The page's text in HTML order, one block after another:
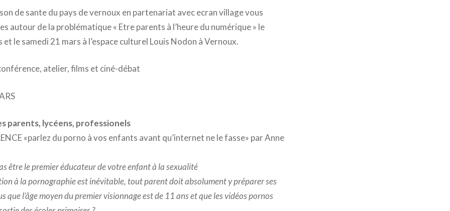
MOÏSE
MARS
de sante du pays de vernoux en partenariat avec ecran village vous
autour de la problématique « Etre parents à l’heure du numérique » le
le samedi 21 mars à l’espace culturel Louis Nodon à Vernoux.
atelier, films et ciné-débat
parents, lycéens, professionels
«parlez du porno à vos enfants avant qu’internet ne le fasse» par Anne
être le premier éducateur de votre enfant à la sexualité
à la pornographie est inévitable, tout parent doit absolument y préparer ses
que l’âge moyen du premier visionnage est de 11 ans et que les vidéos pornos